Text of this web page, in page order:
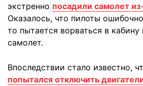
экстренно посадили самолет
Оказалось, что пилоты
то пытается ворваться в кабину
самолет.
Впоследствии стало известно,
попытался отключить